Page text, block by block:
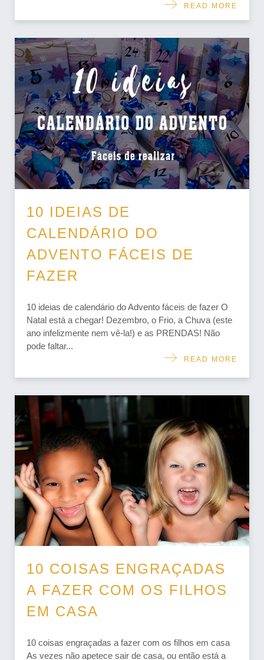
READ MORE
10 IDEIAS DE
CALENDÁRIO DO
ADVENTO FÁCEIS DE
FAZER
10 ideias de calendário do Advento fáceis de fazer O
Natal está a chegar! Dezembro, o Frio, a Chuva (este
ano infelizmente nem vê-la!) e as PRENDAS! Não
pode faltar...
READ MORE
10 COISAS ENGRAÇADAS
A FAZER COM OS FILHOS
EM CASA
10 coisas engraçadas a fazer com os filhos em casa
As vezes não apetece sair de casa, ou então está a